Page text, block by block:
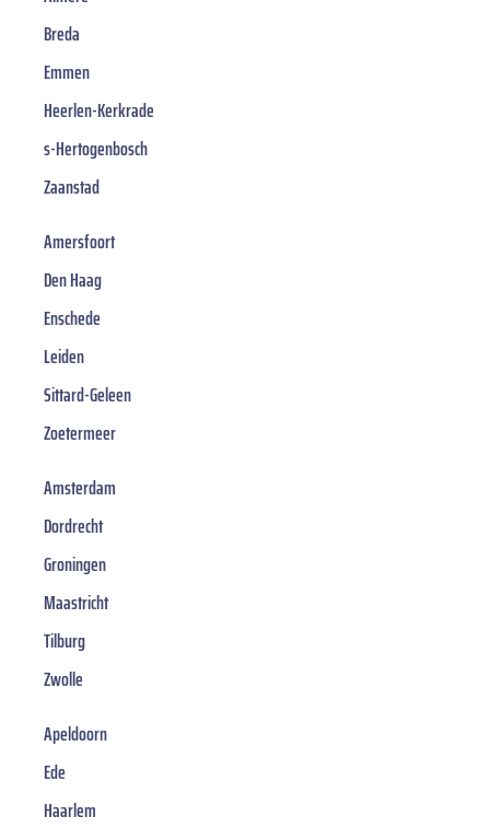
Breda
Emmen
Heerlen-Kerkrade
s-Hertogenbosch
Zaanstad
Amersfoort
Den Haag
Enschede
Leiden
Sittard-Geleen
Zoetermeer
Amsterdam
Dordrecht
Groningen
Maastricht
Tilburg
Zwolle
Apeldoorn
Ede
Haarlem